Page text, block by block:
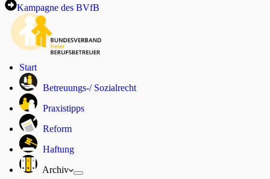
Kampagne des BVfB
Start
Betreuungs-/ Sozialrecht
Praxistipps
Reform
Haftung
Archiv